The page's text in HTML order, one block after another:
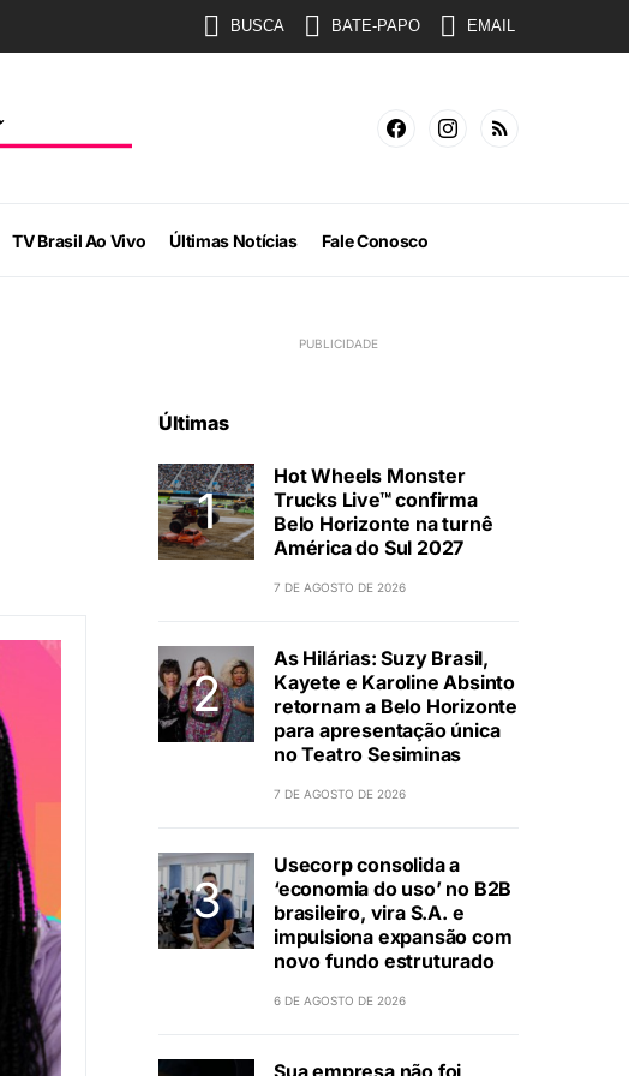
BUSCA BATE-PAPO EMAIL
TV Brasil Ao Vivo Últimas Notícias Fale Conosco
Últimas
Hot Wheels Monster
Trucks Live™ confirma
Belo Horizonte na turnê
América do Sul 2027
7 DE AGOSTO DE 2026
As Hilárias: Suzy Brasil,
Kayete e Karoline Absinto
retornam a Belo Horizonte
para apresentação única
no Teatro Sesiminas
7 DE AGOSTO DE 2026
Usecorp consolida a
‘economia do uso’ no B2B
brasileiro, vira S.A. e
impulsiona expansão com
novo fundo estruturado
6 DE AGOSTO DE 2026
Sua empresa não foi